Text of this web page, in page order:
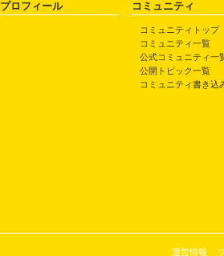
プロフィール コミュニティ
コミュニティトップ
コミュニティ一覧
公式コミュニティ一
公開トピック一覧
コミュニティ書き込
運営情報